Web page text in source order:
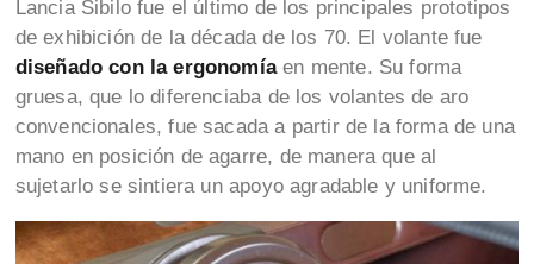
Lancia Sibilo fue el último de los principales prototipos
de exhibición de la década de los 70. El volante fue
diseñado con la ergonomíaen mente. Su forma
gruesa, que lo diferenciaba de los volantes de aro
convencionales, fue sacada a partir de la forma de una
mano en posición de agarre, de manera que al
sujetarlo se sintiera un apoyo agradable y uniforme.